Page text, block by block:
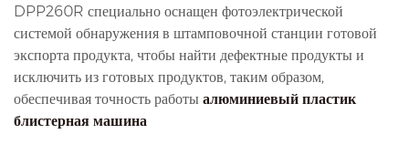
DPP260R специально оснащен фотоэлектрической
системой обнаружения в штамповочной станции готовой
экспорта продукта, чтобы найти дефектные продукты и
исключить из готовых продуктов, таким образом,
обеспечивая точность работы алюминиевый пластик
блистерная машина